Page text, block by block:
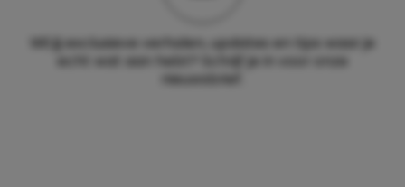
Wil jij exclusieve verhalen, updates en tips waar je
echt wat aan hebt? Schrijf je in voor onze
nieuwsbrief.